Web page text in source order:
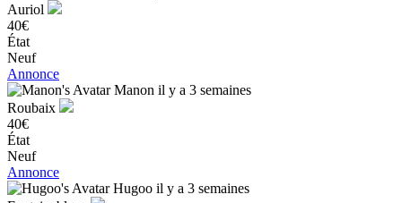
Auriol
40€
État
Neuf
Annonce
Manon il y a 3 semaines
Roubaix
40€
État
Neuf
Annonce
Hugoo il y a 3 semaines